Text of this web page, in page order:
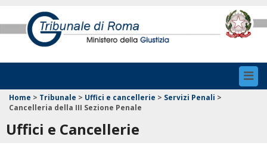
Home > Tribunale > Uffici e cancellerie > Servizi Penali >
Cancelleria della III Sezione Penale
Uffici e Cancellerie